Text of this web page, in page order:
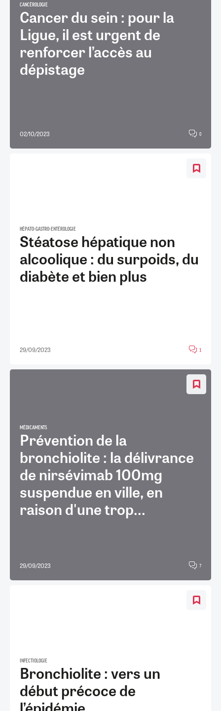
CANCÉROLOGIE
Cancer du sein : pour la
Ligue, il est urgent de
renforcer l’accès au
dépistage
02/10/2023 0
HÉPATO-GASTRO-ENTÉROLOGIE
Stéatose hépatique non
alcoolique : du surpoids, du
diabète et bien plus
29/09/2023 1
MÉDICAMENTS
Prévention de la
bronchiolite : la délivrance
de nirsévimab 100mg
suspendue en ville, en
raison d'une trop...
29/09/2023 7
INFECTIOLOGIE
Bronchiolite : vers un
début précoce de